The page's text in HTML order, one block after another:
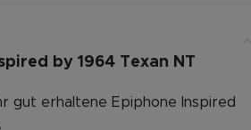
by 1964 Texan NT
gut erhaltene Epiphone Inspired